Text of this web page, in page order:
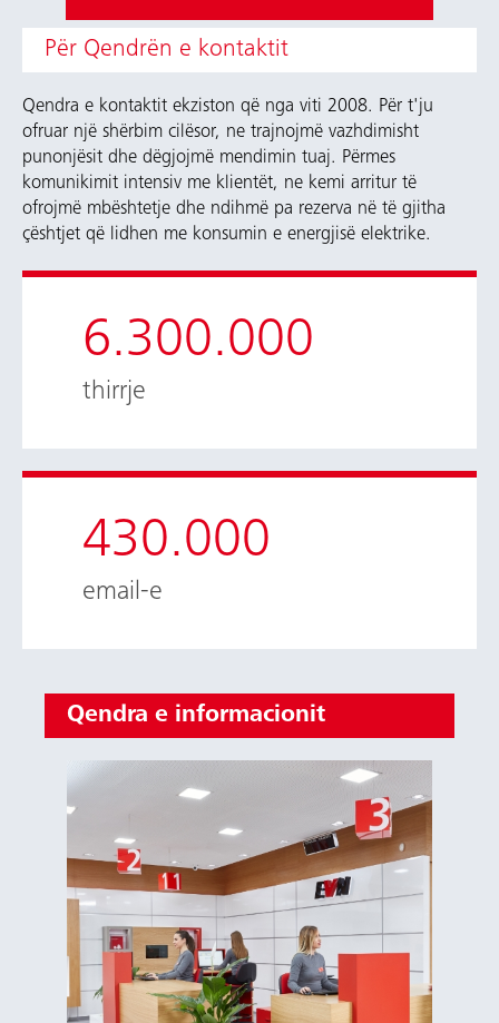
Për Qendrën e kontaktit
Qendra e kontaktit ekziston që nga viti 2008. Për t'ju
ofruar një shërbim cilësor, ne trajnojmë vazhdimisht
punonjësit dhe dëgjojmë mendimin tuaj. Përmes
komunikimit intensiv me klientët, ne kemi arritur të
ofrojmë mbështetje dhe ndihmë pa rezerva në të gjitha
çështjet që lidhen me konsumin e energjisë elektrike.
6.300.000
thirrje
430.000
email-e
Qendra e informacionit